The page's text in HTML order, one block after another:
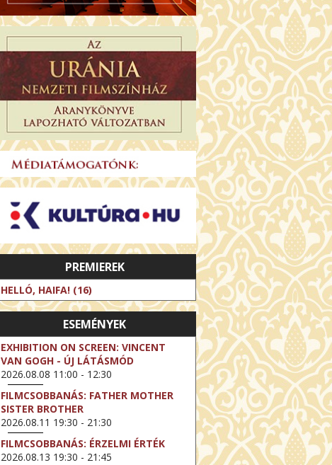
PREMIEREK
HELLÓ, HAIFA! (16)
ESEMÉNYEK
EXHIBITION ON SCREEN: VINCENT
VAN GOGH - ÚJ LÁTÁSMÓD
2026.08.08 11:00 - 12:30
FILMCSOBBANÁS: FATHER MOTHER
SISTER BROTHER
2026.08.11 19:30 - 21:30
FILMCSOBBANÁS: ÉRZELMI ÉRTÉK
2026.08.13 19:30 - 21:45